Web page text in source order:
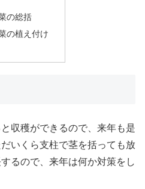
の総括
の植え付け
収穫ができるので、来年も是
いくら支柱で茎を括っても放
るので、来年は何か対策をし